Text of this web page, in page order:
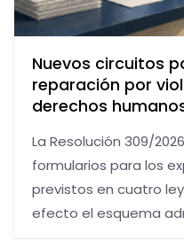
Nuevos circuitos
reparación por
derechos
La Resolución 309/
formularios para los
previstos en cuatro
efecto el esquema